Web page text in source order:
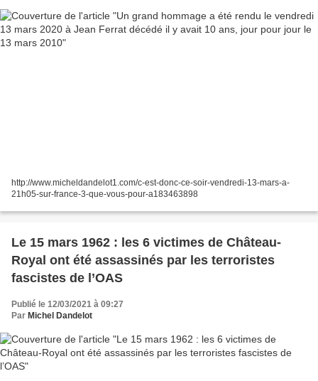
http://www.micheldandelot1.com/c-est-donc-ce-soir-vendredi-13-mars-a-
21h05-sur-france-3-que-vous-pour-a183463898
Le 15 mars 1962 : les 6 victimes de Château-
Royal ont été assassinés par les terroristes
fascistes de l’OAS
Publié le 12/03/2021 à 09:27
Par Michel Dandelot